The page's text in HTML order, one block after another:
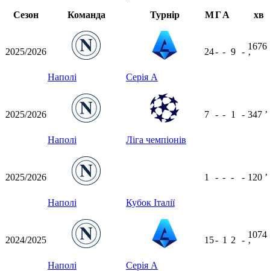
Сезон
Команда Турнір МГА хв
2025/2026
Наполі Серія А
24- - 9 -
1676
ʼ
2025/2026
Наполі Ліга чемпіонів
7 - - 1 - 347 ʼ
2025/2026
Наполі Кубок Італії
1 - - - - 120 ʼ
2024/2025
Наполі Серія А
15- 1 2 -
1074
ʼ